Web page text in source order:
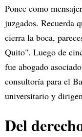
Ponce como
juzgados. Recuerda
cierra la boca,
Quito". Luego de
fue abogado
consultoría para el
universitario y
Del